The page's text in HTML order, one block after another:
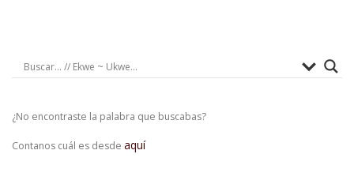
¿No encontraste la palabra que buscabas?
Contanos cuál es desde aquí